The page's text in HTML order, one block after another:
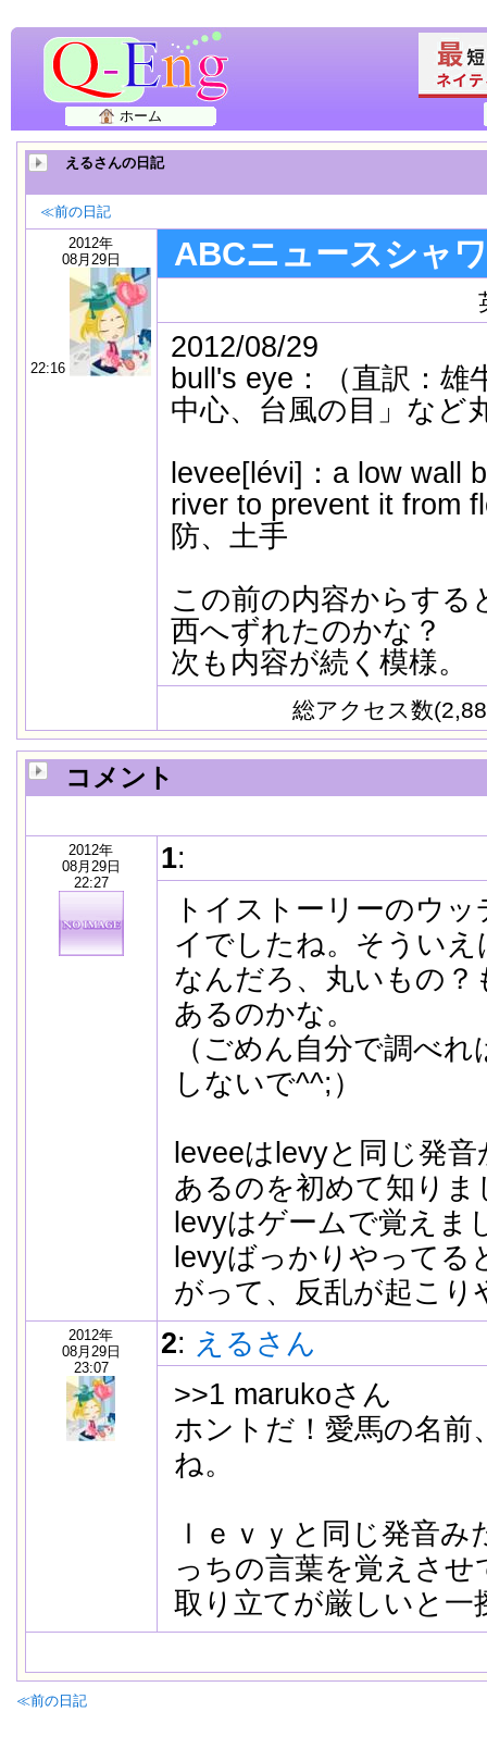
ホーム
えるさんの日記
≪前の日記
2012年
08月29日
22:16
ABCニュースシャ
2012/08/29
bull's eye：（直訳：雄
中心、台風の目」など
levee[lévi]：a low wall
river to prevent it from
防、土手
この前の内容からする
西へずれたのかな？
次も内容が続く模様。
総アクセス数
コメント
2012年
08月29日
22:27
1:
トイストーリーのウ
イでしたね。そういえ
なんだろ、丸いもの
あるのかな。
（ごめん自分で調べ
しないで^^;）
leveeはlevyと同じ発
あるのを初めて知りま
levyはゲームで覚えま
levyばっかりやってる
がって、反乱が起こり
2012年
08月29日
23:07
2: えるさん
>>1 marukoさん
ホントだ！愛馬の名
ね。
ｌｅｖｙと同じ発音
っちの言葉を覚えさ
取り立てが厳しいと一
≪前の日記